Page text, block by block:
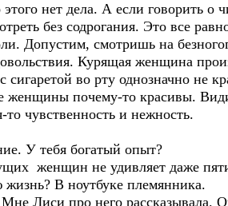
нет дела. А если говорить о
без содрогания. Это все
Допустим, смотришь на
Курящая женщина
во рту однозначно не
женщины почему-то красивы.
то чувственность и нежность.
У тебя богатый опыт?
женщин не удивляет даже
В ноутбуке племянника.
Лиси про него рассказывала.